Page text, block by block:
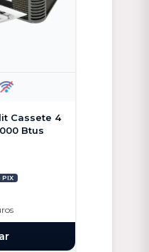
Cassete 4
Btus
PIX